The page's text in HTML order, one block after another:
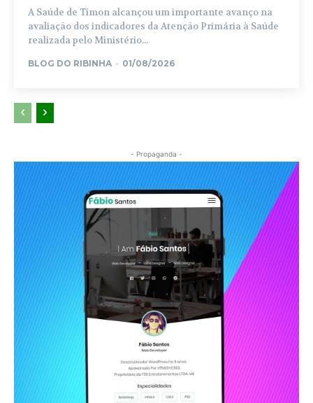
A Saúde de Timon alcançou um importante avanço na
avaliação dos indicadores da Atenção Primária à Saúde
realizada pelo Ministério...
BLOG DO RIBINHA - 01/08/2026
- Propaganda -